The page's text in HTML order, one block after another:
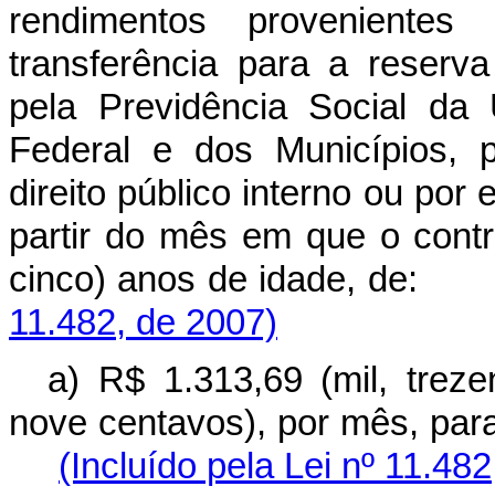
rendimentos
transferência para a
pela Previdência Social
Federal e dos Municípios,
direito público interno ou por
partir do mês em que o
cinco) anos de
11.482, de 2007)
a) R$ 1.313,69 (mil,
nove centavos), por mês,
(Incluído pela Lei nº